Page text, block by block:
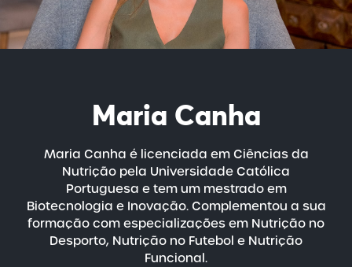
Maria Canha
Maria Canha é licenciada em Ciências da
Nutrição pela Universidade Católica
Portuguesa e tem um mestrado em
Biotecnologia e Inovação. Complementou a sua
formação com especializações em Nutrição no
Desporto, Nutrição no Futebol e Nutrição
Funcional.